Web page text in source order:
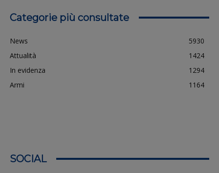
Categorie più consultate
News
5930
Attualità
1424
In evidenza
1294
Armi
1164
SOCIAL